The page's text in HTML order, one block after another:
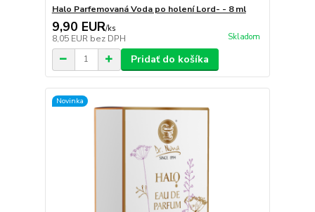
Halo Parfemovaná Voda po holení Lord- - 8 ml
9,90 EUR/ks
8,05 EUR bez DPH Skladom
Pridať do košíka
Novinka